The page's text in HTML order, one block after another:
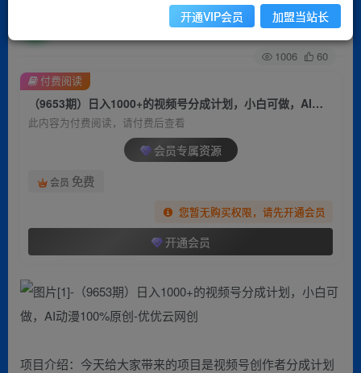
关注 私信
1006 60
（9653期）日入1000+的视频号分成计划，小白可做，AI动漫100%原创
此内容为付费阅读，请付费后查看
会员专属资源
会员 免费
您暂无购买权限，请先开通会员
开通会员
付费阅读
项目介绍：今天给大家带来的项目是视频号创作者分成计划
开通VIP会员 加盟当站长